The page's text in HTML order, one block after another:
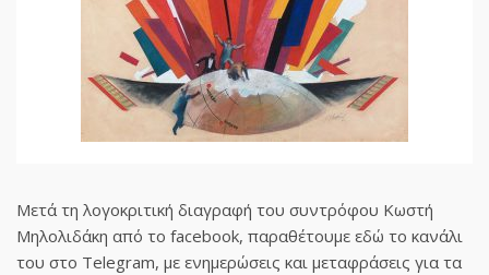
Μετά τη λογοκριτική διαγραφή του συντρόφου Κωστή
Μηλολιδάκη από το facebook, παραθέτουμε εδώ το κανάλι
του στο Telegram, με ενημερώσεις και μεταφράσεις για τα